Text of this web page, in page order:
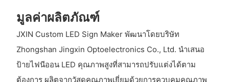
มูลค่าผลิตภัณฑ์
JXIN Custom LED Sign Maker พัฒนาโดยบริษัท
Zhongshan Jingxin Optoelectronics Co., Ltd. นำเสนอ
ป้ายไฟนีออน LED คุณภาพสูงที่สามารถปรับแต่งได้ตาม
ต้องการ ผลิตจากวัสดุคุณภาพเยี่ยมด้วยการควบคุมคุณภาพ